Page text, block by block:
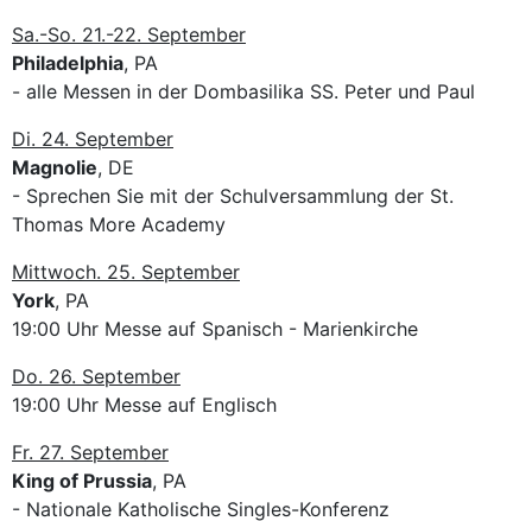
Sa.-So. 21.-22. September
Philadelphia, PA
- alle Messen in der Dombasilika SS. Peter und Paul
Di. 24. September
Magnolie, DE
- Sprechen Sie mit der Schulversammlung der St.
Thomas More Academy
Mittwoch. 25. September
York, PA
19:00 Uhr Messe auf Spanisch - Marienkirche
Do. 26. September
19:00 Uhr Messe auf Englisch
Fr. 27. September
King of Prussia, PA
- Nationale Katholische Singles-Konferenz